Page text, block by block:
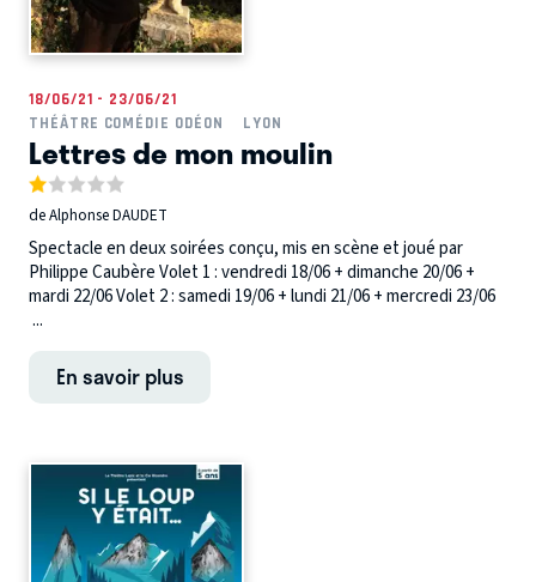
18/06/21 - 23/06/21
THÉÂTRE COMÉDIE ODÉON
LYON
Lettres de mon moulin
de Alphonse DAUDET
Spectacle en deux soirées conçu, mis en scène et joué par
Philippe Caubère Volet 1 : vendredi 18/06 + dimanche 20/06 +
mardi 22/06 Volet 2 : samedi 19/06 + lundi 21/06 + mercredi 23/06
...
En savoir plus